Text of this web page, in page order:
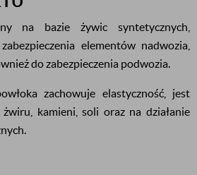
na bazie żywic syntetycznych,
elementów nadwozia,
do zabezpieczenia podwozia.
zachowuje elastyczność, jest
kamieni, soli oraz na działanie